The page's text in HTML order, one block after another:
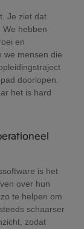
Je ziet dat
We hebben
en
we mensen die
doorlopen.
het is hard
is het
over hun
te helpen om
schaarser
zodat